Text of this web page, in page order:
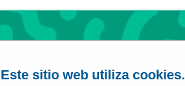
Este sitio web utiliza cookies.